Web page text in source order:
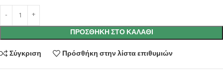
ΠΡΟΣΘΉΚΗ ΣΤΟ ΚΑΛΆΘΙ
Σύγκριση
Πρόσθήκη στην λίστα επιθυμιών